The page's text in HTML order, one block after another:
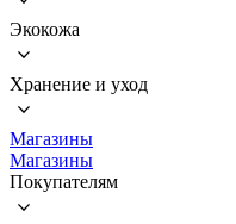
Экокожа
Хранение и уход
Магазины
Магазины
Покупателям